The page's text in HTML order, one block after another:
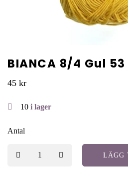
BIANCA 8/4 Gul 53
45 kr
10 i lager
Antal
LÄGG